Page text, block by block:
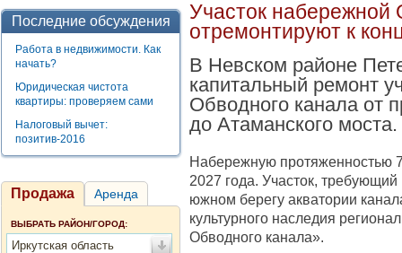
Последние обсуждения
Работа в недвижимости. Как
начать?
Юридическая чистота
квартиры: проверяем сами
Налоговый вычет:
позитив-2016
Продажа Аренда
ВЫБРАТЬ РАЙОН/ГОРОД:
Иркутская область
Участок набережной
отремонтируют к
В Невском районе
капитальный ремонт
Обводного канала от
до Атаманского моста.
Набережную протяженностью
2027 года. Участок,
южном берегу акватории
культурного наследия
Обводного канала».